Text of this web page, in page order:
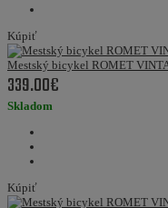
Kúpiť
Mestský bicykel ROMET
339.00€
Skladom
Kúpiť